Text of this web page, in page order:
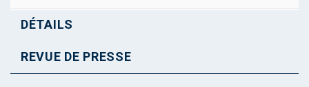
DÉTAILS
REVUE DE PRESSE